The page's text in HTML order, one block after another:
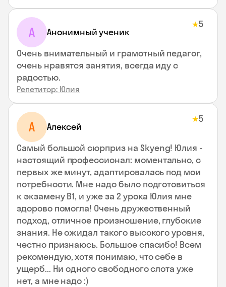
А Анонимный ученик
★5
Очень внимательный и грамотный педагог,
очень нравятся занятия, всегда иду с
радостью.
Репетитор: Юлия
А Алексей
★5
Самый большой сюрприз на Skyeng! Юлия -
настоящий профессионал: моментально, с
первых же минут, адаптировалась под мои
потребности. Мне надо было подготовиться
к экзамену В1, и уже за 2 урока Юлия мне
здорово помогла! Очень дружественный
подход, отличное произношение, глубокие
знания. Не ожидал такого высокого уровня,
честно признаюсь. Большое спасибо! Всем
рекомендую, хотя понимаю, что себе в
ущерб... Ни одного свободного слота уже
нет, а мне надо :)